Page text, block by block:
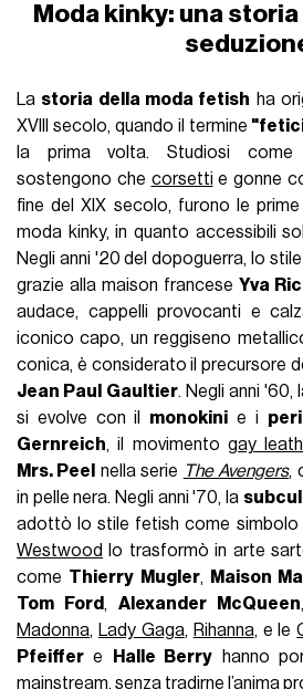
Moda kinky: una
La storia della moda fetish ha
XVIII secolo, quando il termine
la prima volta. Studiosi come
sostengono che corsetti e gonne
fine del XIX secolo, furono le
moda kinky, in quanto accessibili
Negli anni '20 del dopoguerra, lo
grazie alla maison francese Yva
audace, cappelli provocanti e
iconico capo, un reggiseno
conica, è considerato il precursore
Jean Paul Gaultier. Negli anni '60,
si evolve con il monokini e i
Gernreich, il movimento gay
Mrs. Peel
nella serie The Avengers,
in pelle nera. Negli anni '70, la
adottò lo stile fetish come simbolo
Westwood
lo trasformò in arte
come Thierry Mugler, Maison
Tom Ford,Alexander McQueen
Madonna, Lady Gaga, Rihanna, e le
Pfeiffer e Halle Berry hanno
mainstream, senza tradirne l’anima